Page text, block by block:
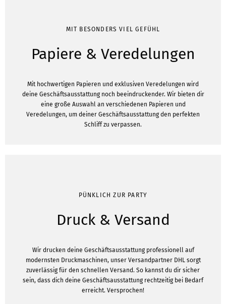
MIT BESONDERS VIEL GEFÜHL
Papiere & Veredelungen
Mit hochwertigen Papieren und exklusiven Veredelungen wird
deine Geschäftsausstattung noch beeindruckender. Wir bieten dir
eine große Auswahl an verschiedenen Papieren und
Veredelungen, um deiner Geschäftsausstattung den perfekten
Schliff zu verpassen.
PÜNKLICH ZUR PARTY
Druck & Versand
Wir drucken deine Geschäftsausstattung professionell auf
modernsten Druckmaschinen, unser Versandpartner DHL sorgt
zuverlässig für den schnellen Versand. So kannst du dir sicher
sein, dass dich deine Geschäftsausstattung rechtzeitig bei Bedarf
erreicht. Versprochen!